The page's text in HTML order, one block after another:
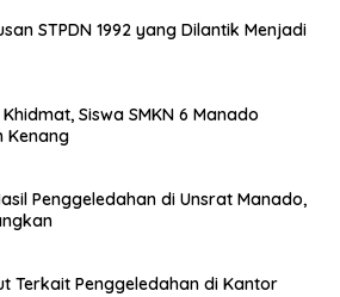
STPDN 1992 yang Dilantik Menjadi
Siswa SMKN 6 Manado
Kenang
Penggeledahan di Unsrat Manado,
Terkait Penggeledahan di Kantor